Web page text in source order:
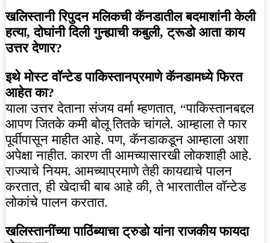
खलिस्तानी रिपुदन मलिकची कॅनडातील बदमाशांनी केली
हत्या, दोघांनी दिली गुन्ह्याची कबुली, ट्रूडो आता काय
उत्तर देणार?
इथे मोस्ट वॉन्टेड पाकिस्तानप्रमाणे कॅनडामध्ये फिरत
आहेत का?
याला उत्तर देताना संजय वर्मा म्हणतात, “पाकिस्तानबद्दल
आपण जितके कमी बोलू तितके चांगले. आम्हाला ते फार
पूर्वीपासून माहीत आहे. पण, कॅनडाकडून आम्हाला अशा
अपेक्षा नाहीत. कारण ती आमच्यासारखी लोकशाही आहे.
राज्याचे नियम. आमच्याप्रमाणे तेही कायद्याचे पालन
करतात, ही खेदाची बाब आहे की, ते भारतातील वॉन्टेड
लोकांचे पालन करतात.
खलिस्तानींच्या पाठिंब्याचा ट्रुडो यांना राजकीय फायदा